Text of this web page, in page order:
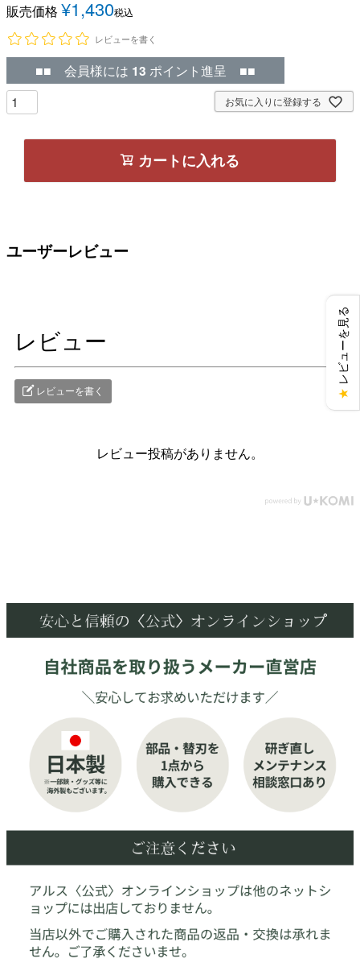
販売価格 ¥1,430税込
レビューを書く
■■ 会員様には 13 ポイント進呈 ■■
お気に入りに登録する
カートに入れる
ユーザーレビュー
レビュー
レビューを書く
レビュー投稿がありません。
★
レビューを見る